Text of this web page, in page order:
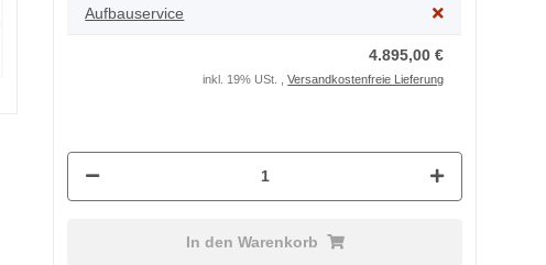
Aufbauservice
4.895,00 €
inkl. 19% USt. ,Versandkostenfreie Lieferung
In den Warenkorb